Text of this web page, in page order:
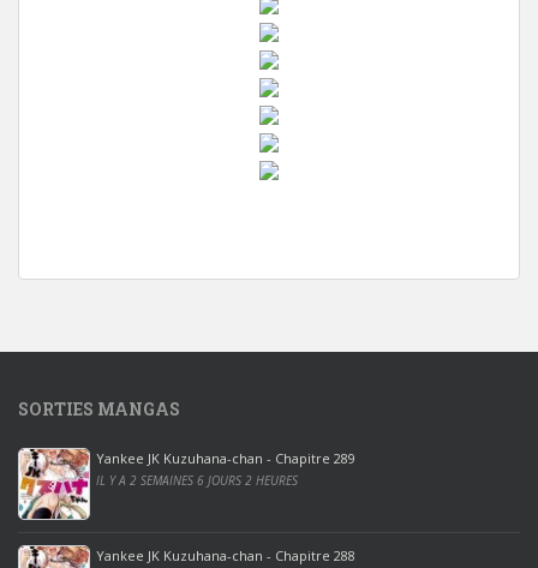
d
0
p
r
o
o
ff
SORTIES MANGAS
Yankee JK Kuzuhana-chan - Chapitre 289
IL Y A 2 SEMAINES 6 JOURS 2 HEURES
Yankee JK Kuzuhana-chan - Chapitre 288